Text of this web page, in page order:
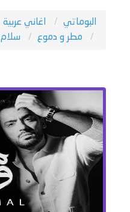
البوماتي اغاني عربية
مطر و دموع
سلام